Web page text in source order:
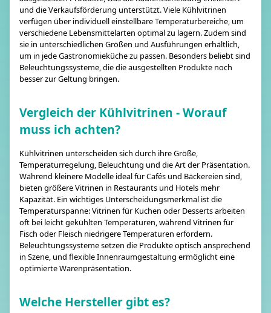
und die Verkaufsförderung unterstützt. Viele Kühlvitrinen
verfügen über individuell einstellbare Temperaturbereiche, um
verschiedene Lebensmittelarten optimal zu lagern. Zudem sind
sie in unterschiedlichen Größen und Ausführungen erhältlich,
um in jede Gastronomieküche zu passen. Besonders beliebt sind
Beleuchtungssysteme, die die ausgestellten Produkte noch
besser zur Geltung bringen.
Vergleich der Kühlvitrinen - Worauf
muss ich achten?
Kühlvitrinen unterscheiden sich durch ihre Größe,
Temperaturregelung, Beleuchtung und die Art der Präsentation.
Während kleinere Modelle ideal für Cafés und Bäckereien sind,
bieten größere Vitrinen in Restaurants und Hotels mehr
Kapazität. Ein wichtiges Unterscheidungsmerkmal ist die
Temperaturspanne: Vitrinen für Kuchen oder Desserts arbeiten
oft bei leicht gekühlten Temperaturen, während Vitrinen für
Fisch oder Fleisch niedrigere Temperaturen erfordern.
Beleuchtungssysteme setzen die Produkte optisch ansprechend
in Szene, und flexible Innenraumgestaltung ermöglicht eine
optimierte Warenpräsentation.
Welche Hersteller gibt es?